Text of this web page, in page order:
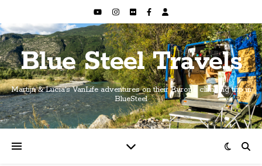
Blue Steel Travels
Martijn & Lucia's VanLife adventures on their Europe climbing trip in
BlueSteel